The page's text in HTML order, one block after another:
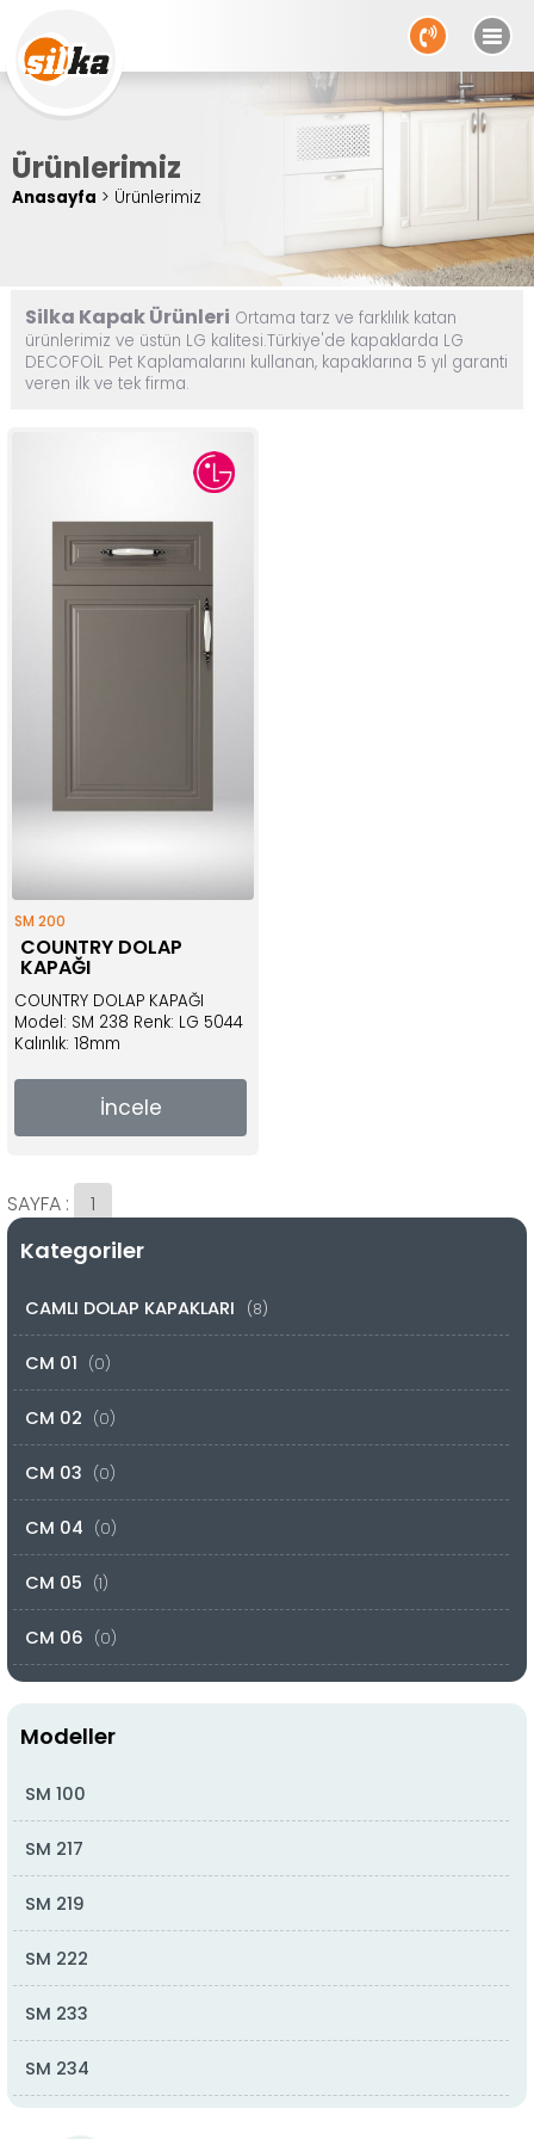
Ürünlerimiz
Anasayfa > Ürünlerimiz
Silka Kapak Ürünleri Ortama tarz ve farklılık katan
ürünlerimiz ve üstün LG kalitesi.Türkiye'de kapaklarda LG
DECOFOİL Pet Kaplamalarını kullanan, kapaklarına 5 yıl garanti
veren ilk ve tek firma.
SM 200
COUNTRY DOLAP
KAPAĞI
COUNTRY DOLAP KAPAĞI
Model: SM 238 Renk: LG 5044
Kalınlık: 18mm
İncele
SAYFA : 1
Kategoriler
CAMLI DOLAP KAPAKLARI (8)
CM 01 (0)
CM 02 (0)
CM 03 (0)
CM 04 (0)
CM 05 (1)
CM 06 (0)
CM 08 (0)
CM 09
CM 10
CM 11 (0)
CM 12
CM 13
CM 14
Modeller
SM 100
SM 217
SM 219
SM 222
SM 233
SM 234